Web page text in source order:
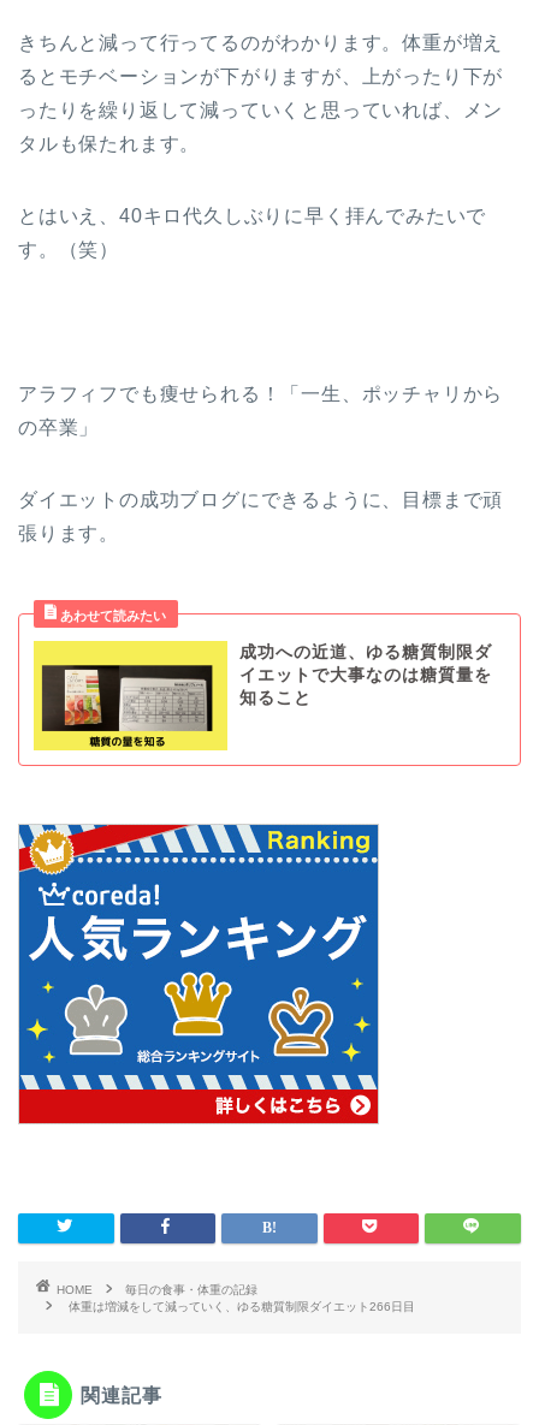
きちんと減って行ってるのがわかります。体重が増え
るとモチベーションが下がりますが、上がったり下が
ったりを繰り返して減っていくと思っていれば、メン
タルも保たれます。
とはいえ、40キロ代久しぶりに早く拝んでみたいで
す。（笑）
アラフィフでも痩せられる！「一生、ポッチャリから
の卒業」
ダイエットの成功ブログにできるように、目標まで頑
張ります。
成功への近道、ゆる糖質制限ダ
イエットで大事なのは糖質量を
知ること
HOME
毎日の食事・体重の記録
体重は増減をして減っていく、ゆる糖質制限ダイエット266日目
関連記事